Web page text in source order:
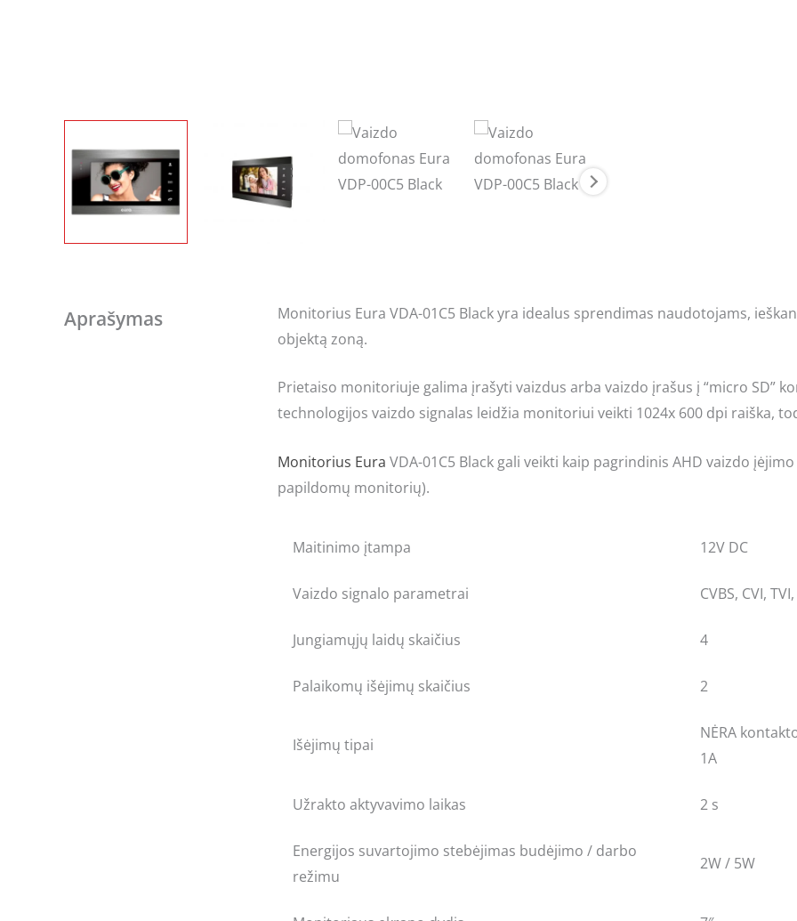
Aprašymas
Monitorius Eura VDA-01C5 Black yra idealus sprendimas naudotojams,
objektą zoną.
Prietaiso monitoriuje galima įrašyti vaizdus arba vaizdo įrašus į “micro SD”
technologijos vaizdo signalas leidžia monitoriui veikti 1024x 600 dpi raiška,
Monitorius Eura VDA-01C5 Black gali veikti kaip pagrindinis AHD vaizdo
papildomų monitorių).
Maitinimo įtampa 12V DC
Vaizdo signalo parametrai CVBS, CVI,
Jungiamųjų laidų skaičius 4
Palaikomų išėjimų skaičius 2
Išėjimų tipai
NĖRA
1A
Užrakto aktyvavimo laikas 2 s
Energijos suvartojimo stebėjimas budėjimo / darbo
režimu
2W / 5W